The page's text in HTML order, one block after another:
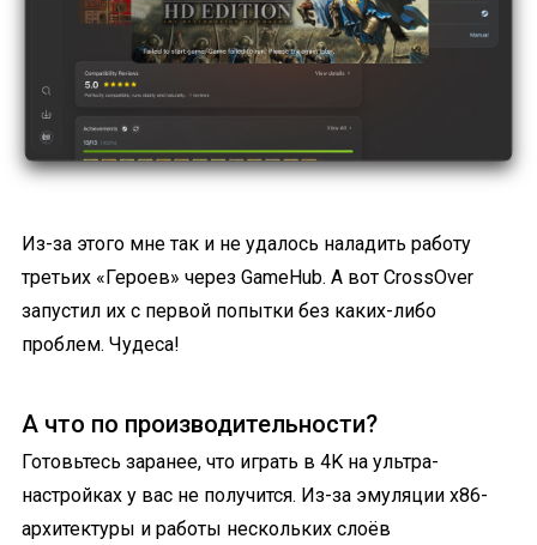
Из-за этого мне так и не удалось наладить работу
третьих «Героев» через GameHub. А вот CrossOver
запустил их с первой попытки без каких-либо
проблем. Чудеса!
А что по производительности?
Готовьтесь заранее, что играть в 4K на ультра-
настройках у вас не получится. Из-за эмуляции x86-
архитектуры и работы нескольких слоёв